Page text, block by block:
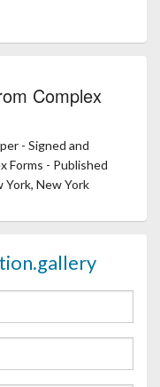
Complex
- Signed and
Forms - Published
York, New York